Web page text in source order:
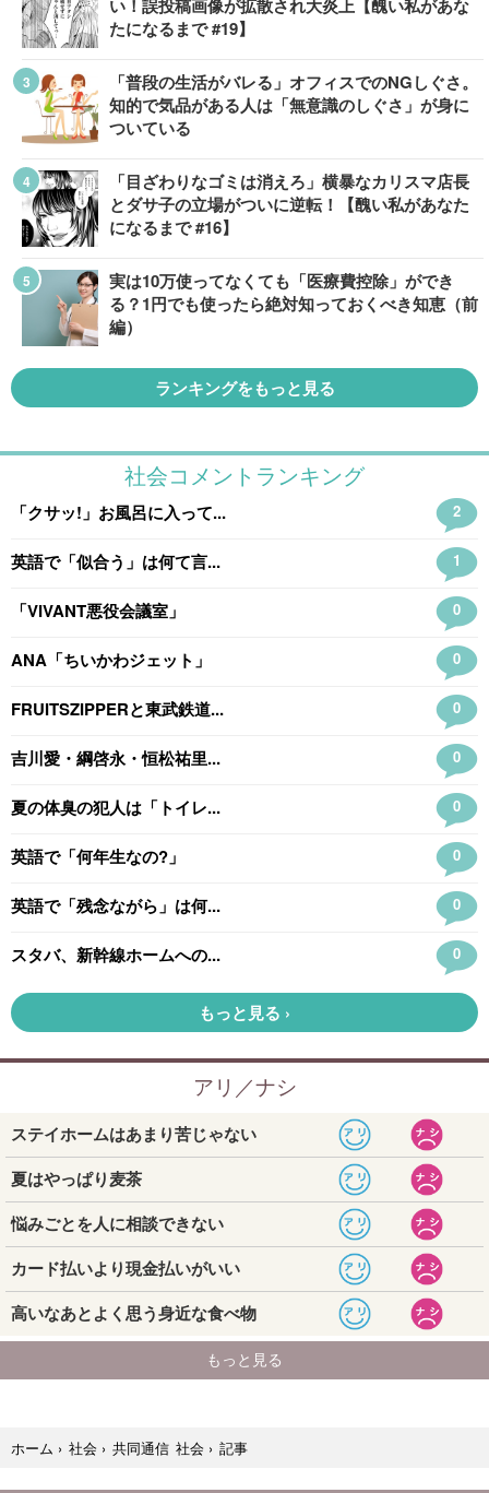
い！誤投稿画像が拡散され大炎上【醜い私があな
たになるまで #19】
「普段の生活がバレる」オフィスでのNGしぐさ。
知的で気品がある人は「無意識のしぐさ」が身に
ついている
「目ざわりなゴミは消えろ」横暴なカリスマ店長
とダサ子の立場がついに逆転！【醜い私があなた
になるまで #16】
実は10万使ってなくても「医療費控除」ができ
る？1円でも使ったら絶対知っておくべき知恵（前
編）
ランキングをもっと見る
ホーム › 社会 › 共同通信 社会 › 記事